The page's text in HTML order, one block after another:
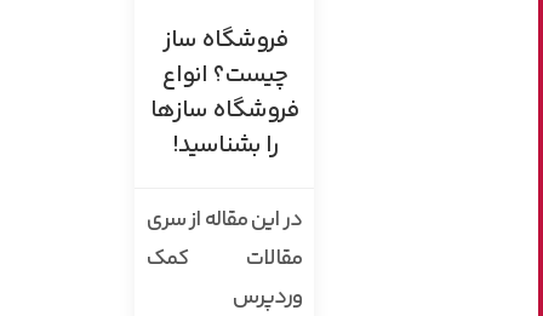
فروشگاه‌ ساز
چیست؟ انواع
فروشگاه سازها
را بشناسید!
در این مقاله از سری
مقالات کمک
وردپرس